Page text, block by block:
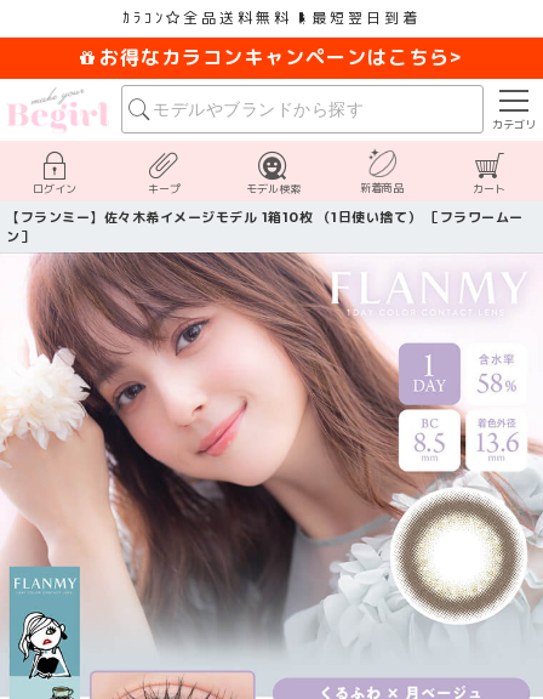
ｶﾗｺﾝ 全品送料無料 最短翌日到着
お得なカラコンキャンペーンはこちら>
カテゴリ
ログイン キープ モデル検索 新着商品 カート
【フランミー】佐々木希イメージモデル 1箱10枚 （1日使い捨て） ［フラワームー
ン］